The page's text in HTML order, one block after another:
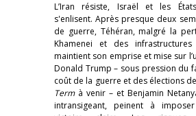
L’Iran résiste, Israël et les
s'enlisent. Après presque deux
de guerre, Téhéran, malgré la
Khamenei et des infrastructures
maintient son emprise et mise sur
Donald Trump – sous pression du
coût de la guerre et des élections de
Term à venir – et Benjamin
intransigeant, peinent à